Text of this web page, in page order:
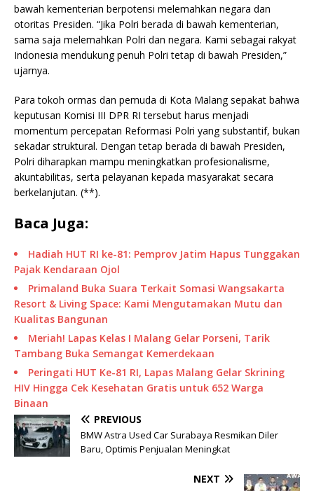
bawah kementerian berpotensi melemahkan negara dan
otoritas Presiden. “Jika Polri berada di bawah kementerian,
sama saja melemahkan Polri dan negara. Kami sebagai rakyat
Indonesia mendukung penuh Polri tetap di bawah Presiden,”
ujarnya.
Para tokoh ormas dan pemuda di Kota Malang sepakat bahwa
keputusan Komisi III DPR RI tersebut harus menjadi
momentum percepatan Reformasi Polri yang substantif, bukan
sekadar struktural. Dengan tetap berada di bawah Presiden,
Polri diharapkan mampu meningkatkan profesionalisme,
akuntabilitas, serta pelayanan kepada masyarakat secara
berkelanjutan. (**).
Baca Juga:
Hadiah HUT RI ke-81: Pemprov Jatim Hapus Tunggakan
Pajak Kendaraan Ojol
Primaland Buka Suara Terkait Somasi Wangsakarta
Resort & Living Space: Kami Mengutamakan Mutu dan
Kualitas Bangunan
Meriah! Lapas Kelas I Malang Gelar Porseni, Tarik
Tambang Buka Semangat Kemerdekaan
Peringati HUT Ke-81 RI, Lapas Malang Gelar Skrining
HIV Hingga Cek Kesehatan Gratis untuk 652 Warga
Binaan
PREVIOUS
BMW Astra Used Car Surabaya Resmikan Diler
Baru, Optimis Penjualan Meningkat
NEXT